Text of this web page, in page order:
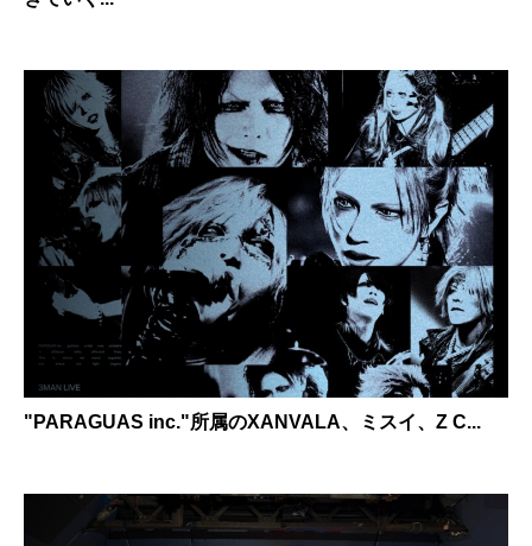
"PARAGUAS inc."所属のXANVALA、ミスイ、Z C...